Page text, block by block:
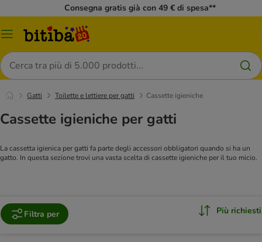
Consegna gratis già con 49 € di spesa**
Overview
Cerca
Gatti Toilette e lettiere per gatti Cassette igieniche
Cassette igieniche per gatti
La cassetta igienica per gatti fa parte degli accessori obbligatori quando si ha un
gatto. In questa sezione trovi una vasta scelta di cassette igieniche per il tuo micio.
Filtra per Più richiesti